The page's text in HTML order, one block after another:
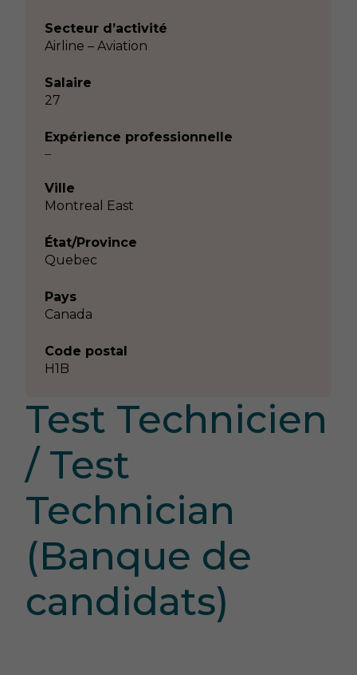
Test Technicien
/ Test
Technician
(Banque de
candidats)
Secteur d’activité
Airline – Aviation
Salaire
27
Expérience professionnelle
–
Ville
Montreal East
État/Province
Quebec
Pays
Canada
Code postal
H1B